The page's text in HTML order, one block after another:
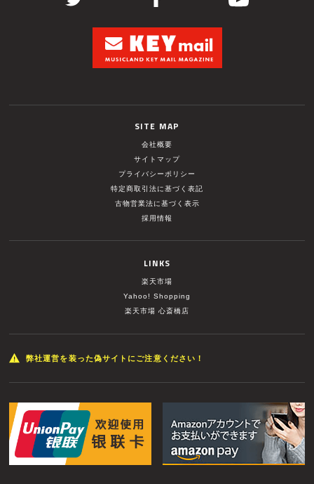
SITE MAP
会社概要
サイトマップ
プライバシーポリシー
特定商取引法に基づく表記
古物営業法に基づく表示
採用情報
LINKS
楽天市場
Yahoo! Shopping
楽天市場 心斎橋店
弊社運営を装った偽サイトにご注意ください！